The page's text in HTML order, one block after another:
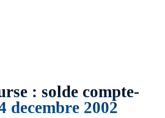
: solde compte-
decembre 2002